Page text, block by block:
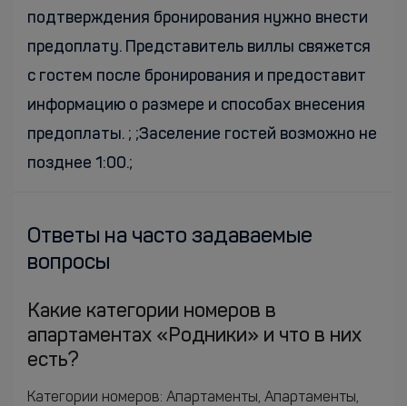
подтверждения бронирования нужно внести
предоплату. Представитель виллы свяжется
с гостем после бронирования и предоставит
информацию о размере и способах внесения
предоплаты. ; ;Заселение гостей возможно не
позднее 1:00.;
Ответы на часто задаваемые
вопросы
Какие категории номеров в
апартаментах «Родники» и что в них
есть?
Категории номеров: Апартаменты, Апартаменты,